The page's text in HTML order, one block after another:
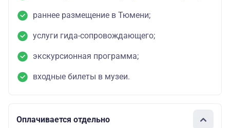
раннее размещение в Тюмени;
услуги гида-сопровождающего;
экскурсионная программа;
входные билеты в музеи.
Оплачивается отдельно